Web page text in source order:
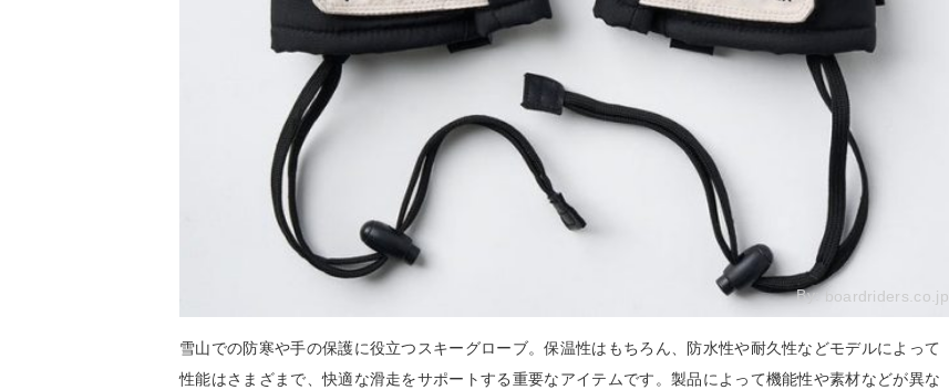
By:boardriders.co.jp
雪山での防寒や手の保護に役立つスキーグローブ。保温性はもちろん、防水性や耐久性などモデルによって
性能はさまざまで、快適な滑走をサポートする重要なアイテムです。製品によって機能性や素材などが異な